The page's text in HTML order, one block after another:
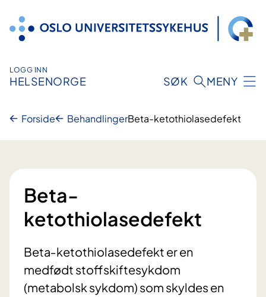
innhold
LOGG INN
HELSENORGE SØK MENY
Forside BehandlingerBeta-ketothiolasedefekt
Beta-
ketothiolasedefekt
Beta‐ketothiolasedefekt er en
medfødt stoffskiftesykdom
(metabolsk sykdom) som skyldes en